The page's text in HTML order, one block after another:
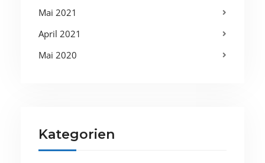
Mai 2021
April 2021
Mai 2020
Kategorien